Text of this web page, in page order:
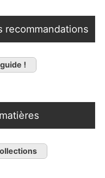
recommandations
!